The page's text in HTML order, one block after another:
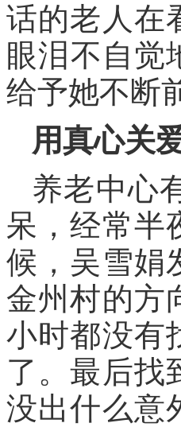
话的老人在
眼泪不自
给予她不断
用真心关
养老中心
呆，经常半
候，吴雪娟
金州村的方
小时都没有
了。最后找
没出什么意